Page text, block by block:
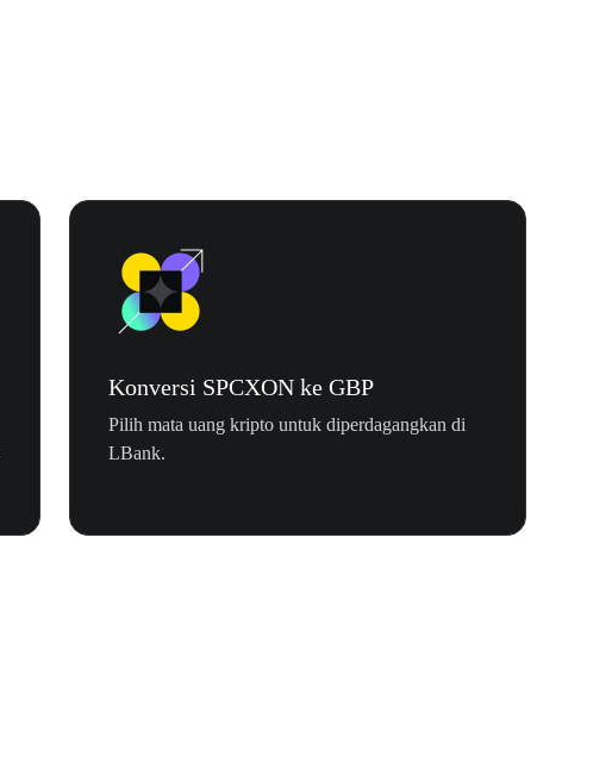
Konversi SPCXON ke GBP
Pilih mata uang kripto untuk diperdagangkan di
LBank.